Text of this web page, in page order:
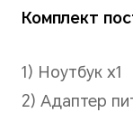
часов
По